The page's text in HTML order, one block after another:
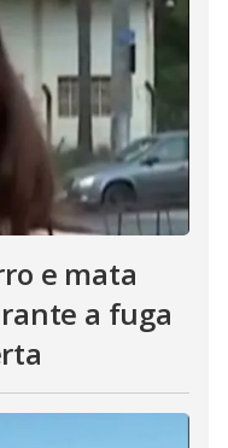
e mata
a fuga